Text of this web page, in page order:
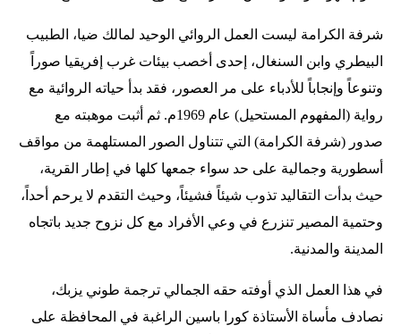
شرفة الكرامة ليست العمل الروائي الوحيد لمالك ضيا، الطبيب
البيطري وابن السنغال، إحدى أخصب بيئات غرب إفريقيا صوراً
وتنوعاً وإنجاباً للأدباء على مر العصور، فقد بدأ حياته الروائية مع
رواية (المفهوم المستحيل) عام 1969م. ثم أثبت موهبته مع
صدور (شرفة الكرامة) التي تتناول الصور المستلهمة من مواقف
أسطورية وجمالية على حد سواء جمعها كلها في إطار القرية،
حيث بدأت التقاليد تذوب شيئاً فشيئاً، وحيث التقدم لا يرحم أحداً،
وحتمية المصير تنزرع في وعي الأفراد مع كل نزوح جديد باتجاه
المدينة والمدنية.
في هذا العمل الذي أوفته حقه الجمالي ترجمة طوني يزبك،
نصادف مأساة الأستاذة كورا باسين الراغبة في المحافظة على